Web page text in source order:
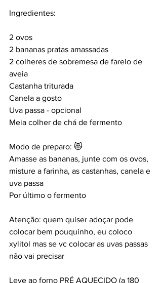
Ingredientes:
2 ovos
2 bananas pratas amassadas
2 colheres de sobremesa de farelo de
aveia
Castanha triturada
Canela a gosto
Uva passa - opcional
Meia colher de chá de fermento
Modo de preparo: 😻
Amasse as bananas, junte com os ovos,
misture a farinha, as castanhas, canela e
uva passa
Por último o fermento
Atenção: quem quiser adoçar pode
colocar bem pouquinho, eu coloco
xylitol mas se vc colocar as uvas passas
não vai precisar
Leve ao forno PRÉ AQUECIDO (a 180